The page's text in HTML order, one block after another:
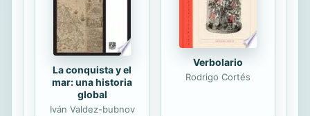
su andadura como a aquellos que
La conquista y el
mar: una historia
global
Iván Valdez-bubnov
Verbolario
Rodrigo Cortés